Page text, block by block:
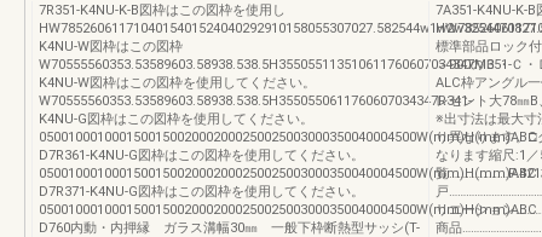
7R351-K4NU-K-B図枠はこの図枠を使用し
K4NU-W図枠はこの図枠
W70555560353.53589603.58938.538.5H355055113510611760607034347M351-
K4NU-W図枠はこの図枠を使用してください。
W70555560353.53589603.58938.538.5H3550550611760607034347R341-
K4NU-G図枠はこの図枠を使用してください。
0500100010001500150020002000250025003000350040004500W(mm)H(mm)ABC
D7R361-K4NU-G図枠はこの図枠を使用してください。
0500100010001500150020002000250025003000350040004500W(mm)H(mm)ABC
D7R371-K4NU-G図枠はこの図枠を使用してください。
0500100010001500150020002000250025003000350040004500W(mm)H(mm)ABC
D760内動・内押縁 ガラス溝幅30㎜ 一般下枠断熱型サッシ(T-
7A351-K4NU-K-
標準部品ロック
＞900のＢ・Ｃ・
ALC枠アングル
レセント大78㎜
※出寸法は最大寸
り異なります。□
なります縮尺:1
覧
戸
リエーション
商品